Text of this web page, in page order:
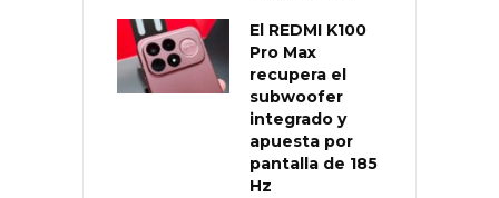
El REDMI K100
Pro Max
recupera el
subwoofer
integrado y
apuesta por
pantalla de 185
Hz